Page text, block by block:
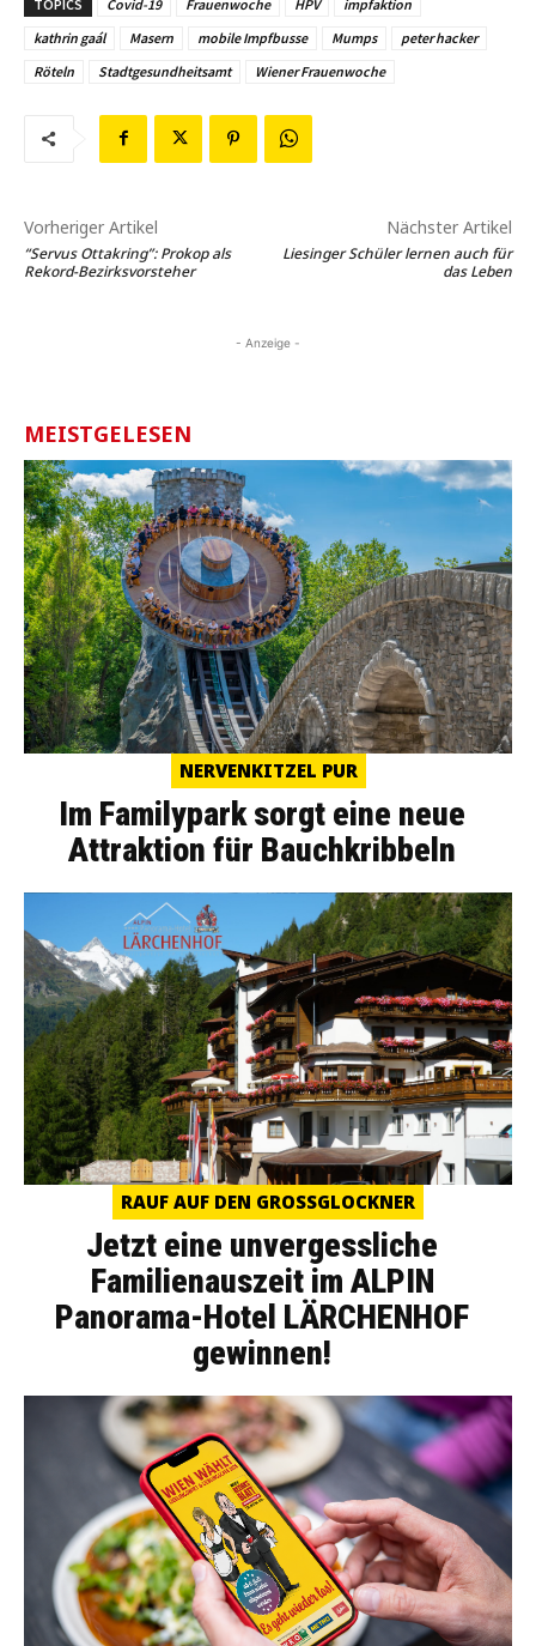
TOPICS Covid-19 Frauenwoche HPV
impfaktion
kathrin gaál
Masern mobile Impfbusse Mumps
peter hacker
Röteln
Stadtgesundheitsamt Wiener Frauenwoche
Vorheriger Artikel
“Servus Ottakring”: Prokop als
Rekord-Bezirksvorsteher
Nächster Artikel
Liesinger Schüler lernen auch für
das Leben
- Anzeige -
MEISTGELESEN
NERVENKITZEL PUR
Im Familypark sorgt eine neue
Attraktion für Bauchkribbeln
RAUF AUF DEN GROSSGLOCKNER
Jetzt eine unvergessliche
Familienauszeit im ALPIN
Panorama-Hotel LÄRCHENHOF
gewinnen!